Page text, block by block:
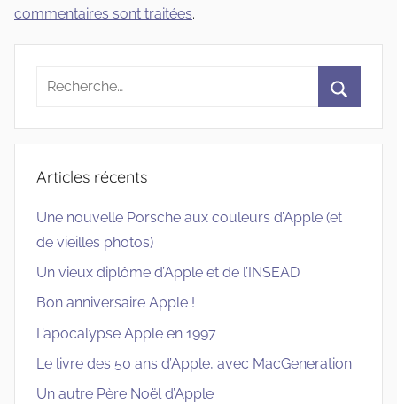
commentaires sont traitées.
Recherche
:
Articles récents
Une nouvelle Porsche aux couleurs d’Apple (et
de vieilles photos)
Un vieux diplôme d’Apple et de l’INSEAD
Bon anniversaire Apple !
L’apocalypse Apple en 1997
Le livre des 50 ans d’Apple, avec MacGeneration
Un autre Père Noël d’Apple